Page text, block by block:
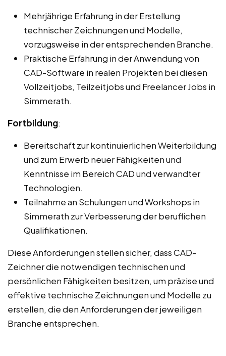
Mehrjährige Erfahrung in der Erstellung
technischer Zeichnungen und Modelle,
vorzugsweise in der entsprechenden Branche.
Praktische Erfahrung in der Anwendung von
CAD-Software in realen Projekten bei diesen
Vollzeitjobs, Teilzeitjobs und Freelancer Jobs in
Simmerath.
Fortbildung:
Bereitschaft zur kontinuierlichen Weiterbildung
und zum Erwerb neuer Fähigkeiten und
Kenntnisse im Bereich CAD und verwandter
Technologien.
Teilnahme an Schulungen und Workshops in
Simmerath zur Verbesserung der beruflichen
Qualifikationen.
Diese Anforderungen stellen sicher, dass CAD-
Zeichner die notwendigen technischen und
persönlichen Fähigkeiten besitzen, um präzise und
effektive technische Zeichnungen und Modelle zu
erstellen, die den Anforderungen der jeweiligen
Branche entsprechen.